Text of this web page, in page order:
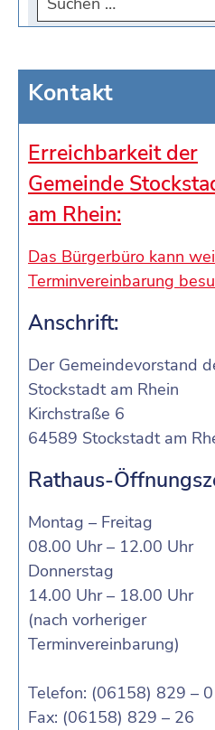
Kontakt
Erreichbarkeit der
Gemeinde
am Rhein:
Das Bürgerbüro kann
Terminvereinbarung
Anschrift:
Der Gemeindevorstand
Stockstadt am Rhein
Kirchstraße 6
64589 Stockstadt am
Rathaus-
Montag – Freitag
08.00 Uhr – 12.00 Uhr
Donnerstag
14.00 Uhr – 18.00 Uhr
(nach vorheriger
Terminvereinbarung)
Telefon: (06158) 829 – 0
Fax: (06158) 829 – 26